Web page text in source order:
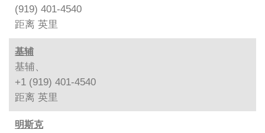
(919) 401-4540
距离 英里
基辅
基辅、
+1 (919) 401-4540
距离 英里
明斯克